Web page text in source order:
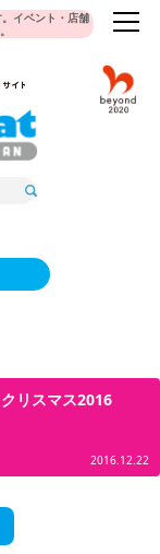
イベント・店舗
リスマス2016
2016.12.22